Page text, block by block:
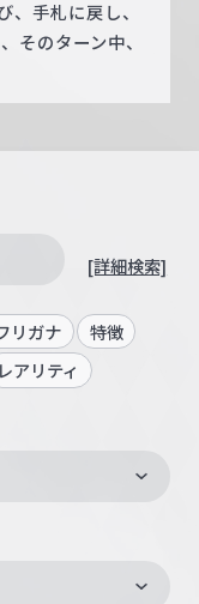
手札に戻し、
そのターン中、
[詳細検索]
リガナ
特徴
レアリティ